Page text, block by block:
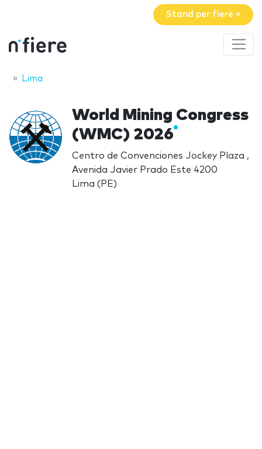
Stand per fiere »
Lima
World Mining Congress
(WMC) 2026
Centro de Convenciones Jockey Plaza ,
Avenida Javier Prado Este 4200
Lima (PE)